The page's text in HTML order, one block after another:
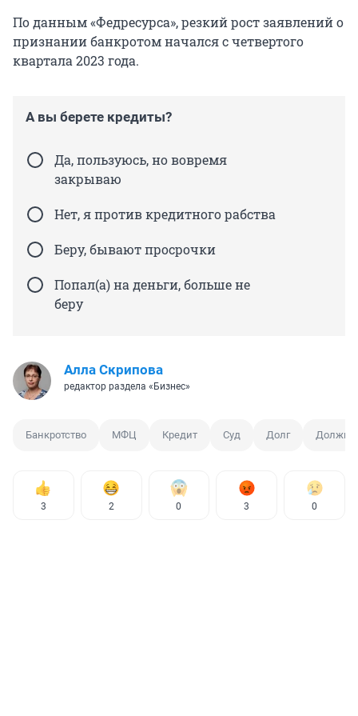
По данным «Федресурса», резкий рост заявлений о
признании банкротом начался с четвертого
квартала 2023 года.
А вы берете кредиты?
Да, пользуюсь, но вовремя
закрываю
Нет, я против кредитного рабства
Беру, бывают просрочки
Попал(а) на деньги, больше не
беру
Алла Скрипова
редактор раздела «Бизнес»
Банкротство МФЦ Кредит Суд Долг
3 2 0 3 0